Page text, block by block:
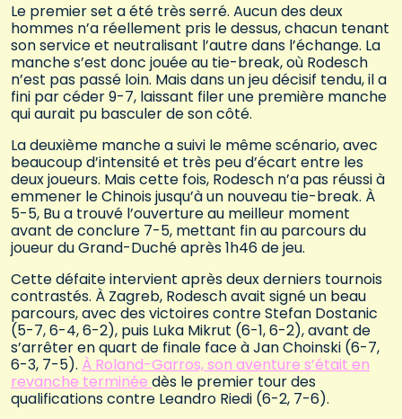
Le premier set a été très serré. Aucun des deux
hommes n’a réellement pris le dessus, chacun tenant
son service et neutralisant l’autre dans l’échange. La
manche s’est donc jouée au tie-break, où Rodesch
n’est pas passé loin. Mais dans un jeu décisif tendu, il a
fini par céder 9-7, laissant filer une première manche
qui aurait pu basculer de son côté.
La deuxième manche a suivi le même scénario, avec
beaucoup d’intensité et très peu d’écart entre les
deux joueurs. Mais cette fois, Rodesch n’a pas réussi à
emmener le Chinois jusqu’à un nouveau tie-break. À
5-5, Bu a trouvé l’ouverture au meilleur moment
avant de conclure 7-5, mettant fin au parcours du
joueur du Grand-Duché après 1h46 de jeu.
Cette défaite intervient après deux derniers tournois
contrastés. À Zagreb, Rodesch avait signé un beau
parcours, avec des victoires contre Stefan Dostanic
(5-7, 6-4, 6-2), puis Luka Mikrut (6-1, 6-2), avant de
s’arrêter en quart de finale face à Jan Choinski (6-7,
6-3, 7-5). À Roland-Garros, son aventure s’était en
revanche terminée dès le premier tour des
qualifications contre Leandro Riedi (6-2, 7-6).